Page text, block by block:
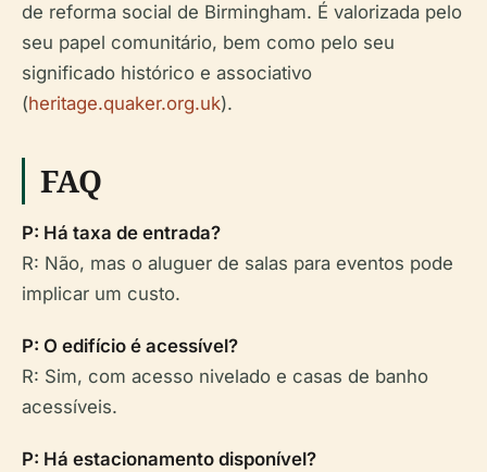
de reforma social de Birmingham. É valorizada pelo
seu papel comunitário, bem como pelo seu
significado histórico e associativo
(heritage.quaker.org.uk).
FAQ
P: Há taxa de entrada?
R: Não, mas o aluguer de salas para eventos pode
implicar um custo.
P: O edifício é acessível?
R: Sim, com acesso nivelado e casas de banho
acessíveis.
P: Há estacionamento disponível?